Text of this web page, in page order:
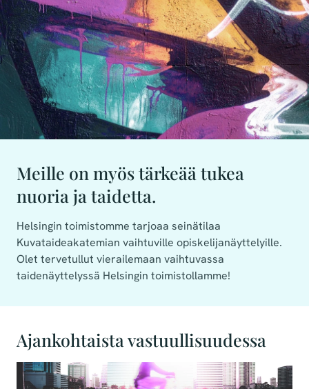
Meille on myös tärkeää tukea
nuoria ja taidetta.
Helsingin toimistomme tarjoaa seinätilaa
Kuvataideakatemian vaihtuville opiskelijanäyttelyille.
Olet tervetullut vierailemaan vaihtuvassa
taidenäyttelyssä Helsingin toimistollamme!
Ajankohtaista vastuullisuudessa